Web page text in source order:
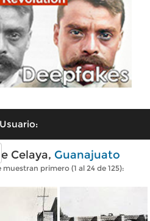
Celaya, Guanajuato
primero (1 al 24 de 125):